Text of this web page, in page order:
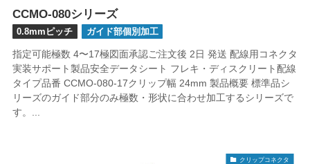
CCMO-080シリーズ
0.8mmピッチ ガイド部個別加工
指定可能極数 4〜17極図面承認ご注文後 2日 発送 配線用コネクタ
実装サポート製品安全データシート フレキ・ディスクリート配線
タイプ品番 CCMO-080-17クリップ幅 24mm 製品概要 標準品シ
リーズのガイド部分のみ極数・形状に合わせ加工するシリーズで
す。...
クリップコネクタ